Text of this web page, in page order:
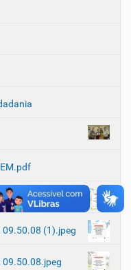
09.50.08.jpeg
(1).jpeg
09.50.08.jpeg